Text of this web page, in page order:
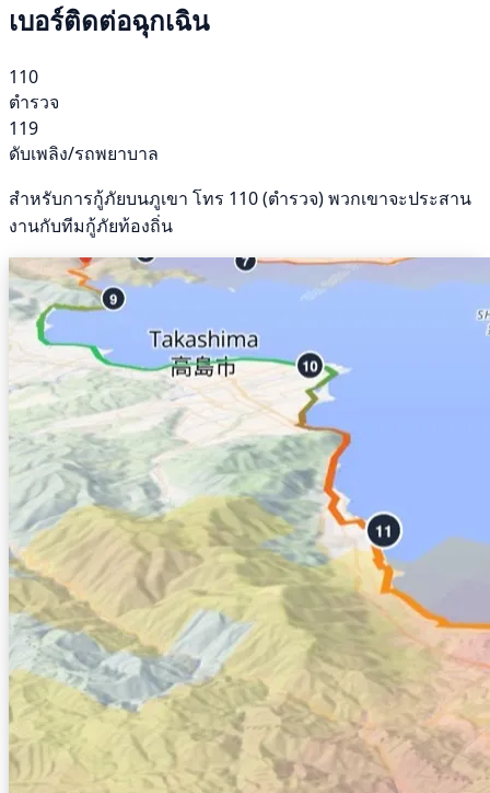
เบอร์ติดต่อฉุกเฉิน
110
ตำรวจ
119
ดับเพลิง/รถพยาบาล
สำหรับการกู้ภัยบนภูเขา โทร 110 (ตำรวจ) พวกเขาจะประสาน
งานกับทีมกู้ภัยท้องถิ่น